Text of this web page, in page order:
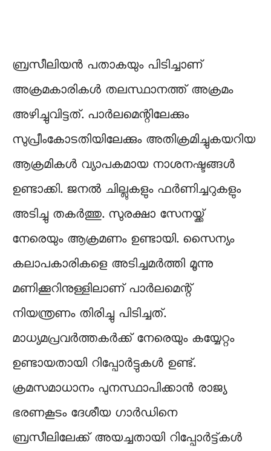
ബ്രസീലിയൻ പതാകയും പിടിച്ചാണ്
അക്രമകാരികൾ തലസ്ഥാനത്ത് അക്രമം
അഴിച്ചുവിട്ടത്. പാർലമെന്റിലേക്കും
സുപ്രീംകോടതിയിലേക്കും അതിക്രമിച്ചുകയറിയ
ആക്രമികൾ വ്യാപകമായ നാശനഷ്ടങ്ങൾ
ഉണ്ടാക്കി. ജനൽ ചില്ലുകളും ഫർണിച്ചറുകളും
അടിച്ചു തകർത്തു. സുരക്ഷാ സേനയ്ക്ക്
നേരെയും ആക്രമണം ഉണ്ടായി. സൈന്യം
കലാപകാരികളെ അടിച്ചമർത്തി മൂന്നു
മണിക്കൂറിനുള്ളിലാണ് പാർലമെന്റ്
നിയന്ത്രണം തിരിച്ചു പിടിച്ചത്.
മാധ്യമപ്രവർത്തകർക്ക് നേരെയും കയ്യേറ്റം
ഉണ്ടായതായി റിപ്പോർട്ടുകൾ ഉണ്ട്.
ക്രമസമാധാനം പുനസ്ഥാപിക്കാൻ രാജ്യ
ഭരണകൂടം ദേശീയ ഗാർഡിനെ
ബ്രസീലിലേക്ക് അയച്ചതായി റിപ്പോർട്ട്കൾ